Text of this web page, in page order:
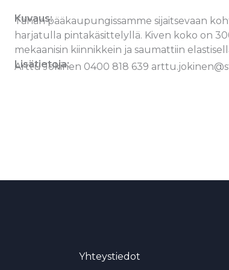
Kuvaus:
Tähän pääkaupungissamme sijaitsevaan
harjatulla pintakäsittelyllä. Kiven koko on
mekaanisin kiinnikkein ja saumattiin
Lisätietoja:
Arttu Jokinen 0400 818 639
Yhteystiedot